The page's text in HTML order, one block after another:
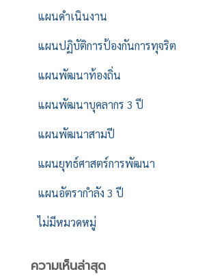
แผนดำเนินงาน
แผนปฏิบัติการป้องกันการทุจริต
แผนพัฒนาท้องถิ่น
แผนพัฒนาบุคลากร 3 ปี
แผนพัฒนาสามปี
แผนยุทธ์ศาสตร์การพัฒนา
แผนอัตรากำลัง 3 ปี
ไม่มีหมวดหมู่
ความเห็นล่าสุด